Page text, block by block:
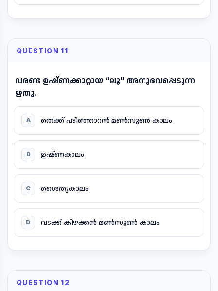
QUESTION 11
വരണ്ട ഉഷ്ണക്കാറ്റായ “ലൂ" അനുഭവപ്പെടുന്ന
ഋതു.
A തെക്ക് പടിഞ്ഞാറൻ മൺസൂൺ കാലം
B ഉഷ്ണകാലം
C ശൈത്യകാലം
D വടക്ക് കിഴക്കൻ മൺസൂൺ കാലം
QUESTION 12